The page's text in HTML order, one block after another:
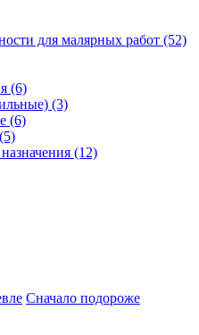
для малярных работ (52)
(6)
(3)
(6)
(5)
(12)
Сначало подороже